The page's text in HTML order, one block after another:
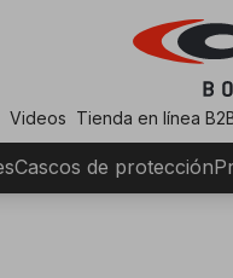
Videos Tienda en línea
Cascos de protección